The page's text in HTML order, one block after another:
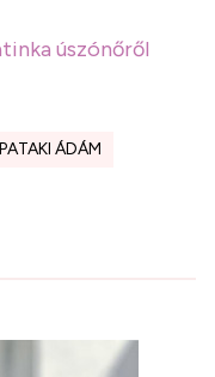
úszónőről
PATAKI ÁDÁM